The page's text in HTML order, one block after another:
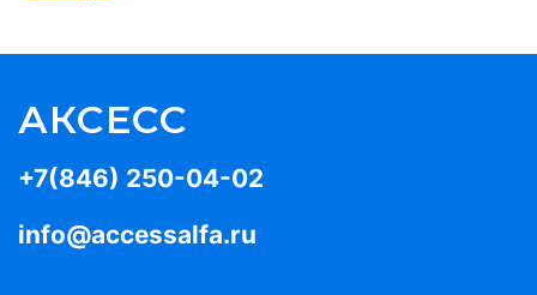
+7(846) 250-04-02
info@accessalfa.ru
АКСЕСС